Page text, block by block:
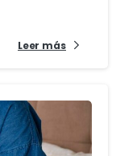
Leer más